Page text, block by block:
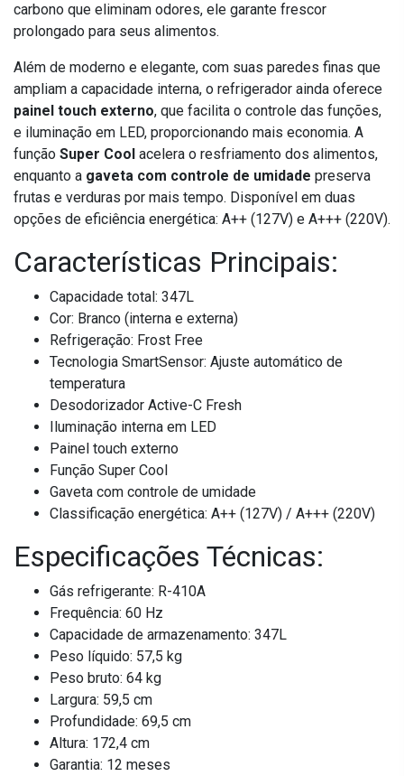
carbono que eliminam odores, ele garante frescor
prolongado para seus alimentos.
Além de moderno e elegante, com suas paredes finas que
ampliam a capacidade interna, o refrigerador ainda oferece
painel touch externo, que facilita o controle das funções,
e iluminação em LED, proporcionando mais economia. A
função Super Cool acelera o resfriamento dos alimentos,
enquanto a gaveta com controle de umidade preserva
frutas e verduras por mais tempo. Disponível em duas
opções de eficiência energética: A++ (127V) e A+++ (220V).
Características Principais:
Capacidade total: 347L
Cor: Branco (interna e externa)
Refrigeração: Frost Free
Tecnologia SmartSensor: Ajuste automático de
temperatura
Desodorizador Active-C Fresh
Iluminação interna em LED
Painel touch externo
Função Super Cool
Gaveta com controle de umidade
Classificação energética: A++ (127V) / A+++ (220V)
Especificações Técnicas:
Gás refrigerante: R-410A
Frequência: 60 Hz
Capacidade de armazenamento: 347L
Peso líquido: 57,5 kg
Peso bruto: 64 kg
Largura: 59,5 cm
Profundidade: 69,5 cm
Altura: 172,4 cm
Garantia: 12 meses